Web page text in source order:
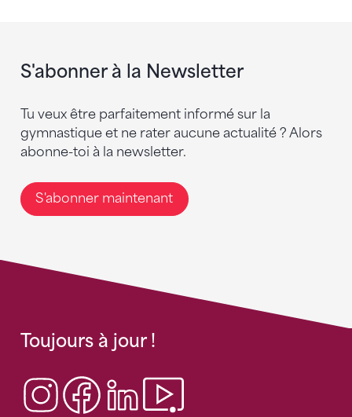
S'abonner à la Newsletter
Tu veux être parfaitement informé sur la
gymnastique et ne rater aucune actualité ? Alors
abonne-toi à la newsletter.
S'abonner maintenant
Toujours à jour !